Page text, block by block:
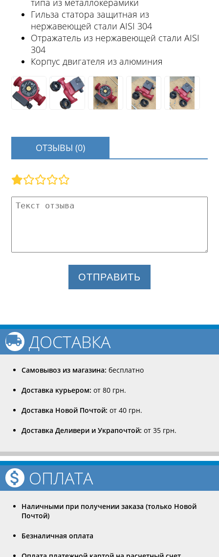
типа из металлокерамики
Гильза статора защитная из
нержавеющей стали AISI 304
Отражатель из нержавеющей стали AISI
304
Корпус двигателя из алюминия
ОТЗЫВЫ (0)
ОТПРАВИТЬ
ДОСТАВКА
Самовывоз из магазина: бесплатно
Доставка курьером: от 80 грн.
Доставка Новой Почтой: от 40 грн.
Доставка Деливери и Украпочтой: от 35 грн.
ОПЛАТА
Наличными при получении заказа (только Новой
Почтой)
Безналичная оплата